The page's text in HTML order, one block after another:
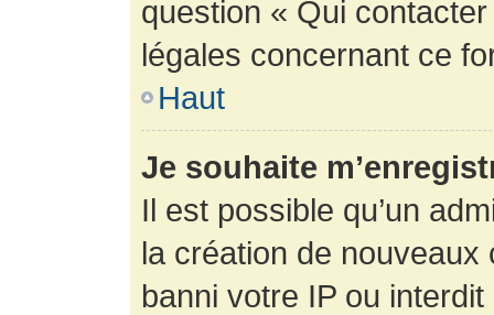
question « Qui
légales concernant ce
Haut
Je souhaite
Il est possible qu’un
la création de
banni votre IP ou